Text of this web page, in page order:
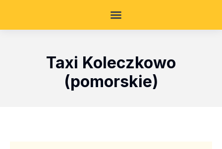
Taxi Koleczkowo
(pomorskie)